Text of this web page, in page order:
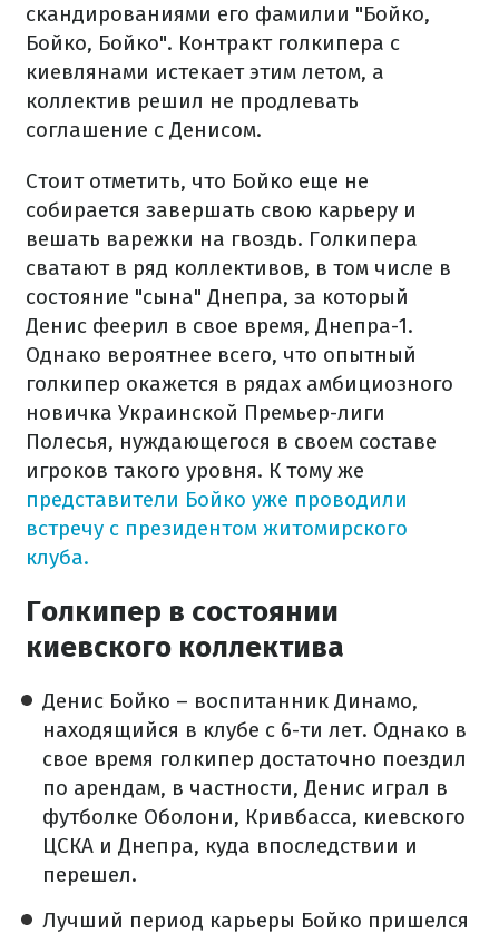
скандированиями его фамилии "Бойко,
Бойко, Бойко". Контракт голкипера с
киевлянами истекает этим летом, а
коллектив решил не продлевать
соглашение с Денисом.
Стоит отметить, что Бойко еще не
собирается завершать свою карьеру и
вешать варежки на гвоздь. Голкипера
сватают в ряд коллективов, в том числе в
состояние "сына" Днепра, за который
Денис феерил в свое время, Днепра-1.
Однако вероятнее всего, что опытный
голкипер окажется в рядах амбициозного
новичка Украинской Премьер-лиги
Полесья, нуждающегося в своем составе
игроков такого уровня. К тому же
представители Бойко уже проводили
встречу с президентом житомирского
клуба.
Голкипер в состоянии
киевского коллектива
Денис Бойко – воспитанник Динамо,
находящийся в клубе с 6-ти лет. Однако в
свое время голкипер достаточно поездил
по арендам, в частности, Денис играл в
футболке Оболони, Кривбасса, киевского
ЦСКА и Днепра, куда впоследствии и
перешел.
Лучший период карьеры Бойко пришелся